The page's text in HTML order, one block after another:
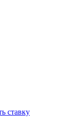
ставку